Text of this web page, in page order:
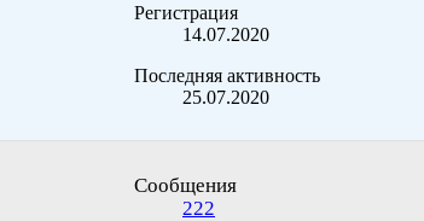
Регистрация
14.07.2020
Последняя активность
25.07.2020
Сообщения
222